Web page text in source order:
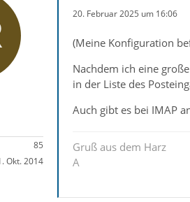
85
Okt. 2014
20. Februar 2025 um 16:06
(Meine Konfiguration
Nachdem ich eine
in der Liste des
Auch gibt es bei IMAP
Gruß aus dem Harz
A